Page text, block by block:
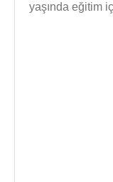
yaşında eğitim